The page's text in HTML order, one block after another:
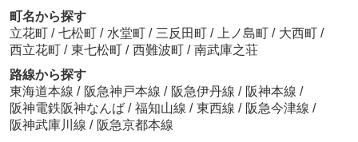
町名から探す
立花町 / 七松町 / 水堂町 / 三反田町 / 上ノ島町 / 大西町 /
西立花町 / 東七松町 / 西難波町 / 南武庫之荘
路線から探す
東海道本線 / 阪急神戸本線 / 阪急伊丹線 / 阪神本線 /
阪神電鉄阪神なんば / 福知山線 / 東西線 / 阪急今津線 /
阪神武庫川線 / 阪急京都本線